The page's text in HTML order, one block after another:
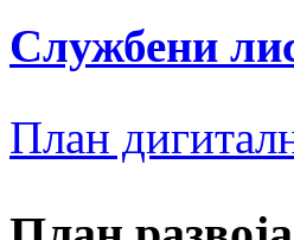
Службени
План